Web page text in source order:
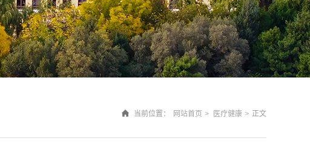
当前位置： 网站首页 > 医疗健康 > 正文